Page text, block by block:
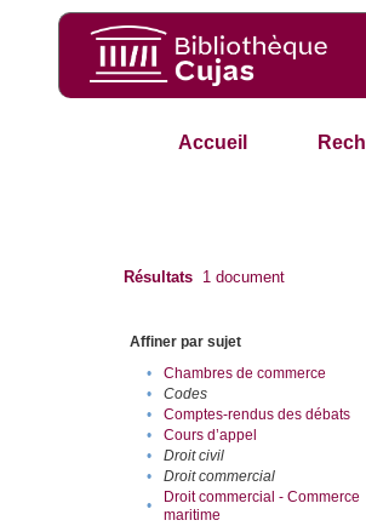
Accueil
Résultats 1 document
Affiner par sujet
•
Chambres de commerce
•
Codes
•
Comptes-rendus des débats
•
Cours d’appel
•
Droit civil
•
Droit commercial
•
Droit commercial - Commerce
maritime